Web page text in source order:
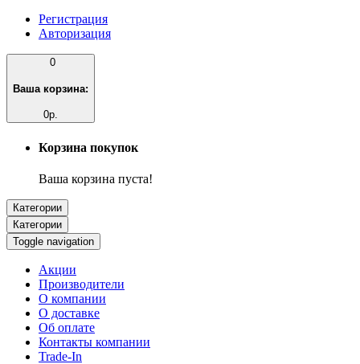
Регистрация
Авторизация
0
Ваша корзина:
0р.
Корзина покупок
Ваша корзина пуста!
Категории
Категории
Toggle navigation
Акции
Производители
О компании
О доставке
Об оплате
Контакты компании
Trade-In